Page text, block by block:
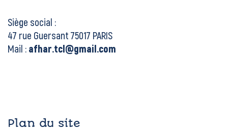
Siège social :
47 rue Guersant 75017 PARIS
Mail : afhar.tcl@gmail.com
Plan du site